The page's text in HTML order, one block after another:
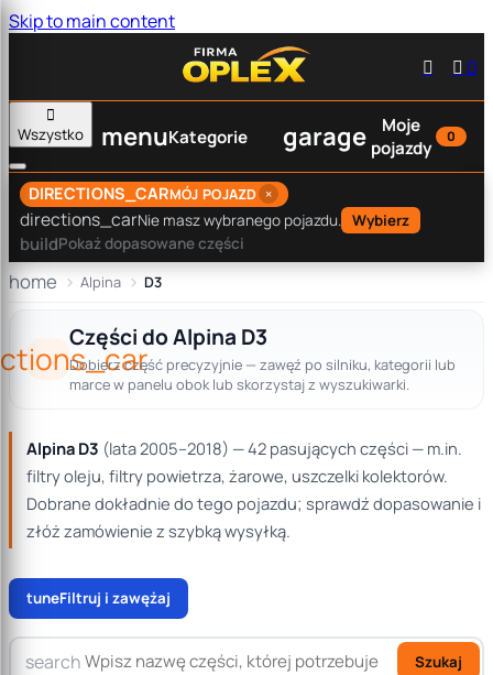
Skip to main content

 0

Wszystko
menuKategorie garage
Moje
pojazdy
0
DIRECTIONS_CARMÓJ POJAZD ×
directions_carNie masz wybranego pojazdu. Wybierz
buildPokaż dopasowane części
home Alpina D3
Części do Alpina D3
Dobierz część precyzyjnie — zawęź po silniku, kategorii lub
marce w panelu obok lub skorzystaj z wyszukiwarki.
Alpina D3 (lata 2005–2018) — 42 pasujących części — m.in.
filtry oleju, filtry powietrza, żarowe, uszczelki kolektorów.
Dobrane dokładnie do tego pojazdu; sprawdź dopasowanie i
złóż zamówienie z szybką wysyłką.
tuneFiltruj i zawężaj
search Szukaj